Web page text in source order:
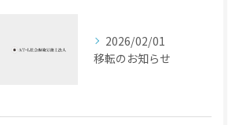
2026/02/01
移転のお知らせ